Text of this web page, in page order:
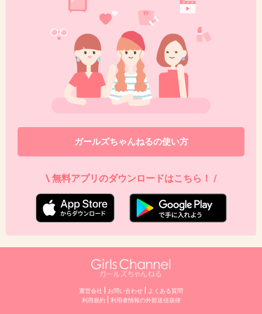
2018/10/14(日) 21:34:22
マリコくんのお母さん役の星由里子さん、亡く
なったんだよね。あのちょっとトボけた感じ好
きだったのに。
+61
ガールズちゃんねるの使い方
\ 無料アプリのダウンロードはこちら！ /
運営会社 お問い合わせ
よくある質問
利用規約| 利⽤者情報の外部送信規律